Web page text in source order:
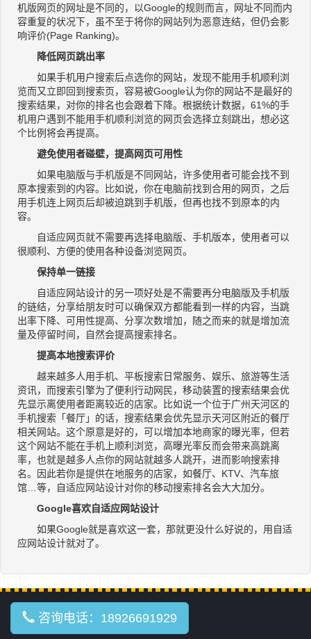
机版网页的网址是不同的，以Google的规则而言，网址不同而内
容重复的状况下，虽不至于将你的网站列为恶意连结，但仍会影
响评价(Page Ranking)。
降低网页跳出率
如果手机用户搜索后点选你的网站，发现不能用手机顺利浏
览而又立即回到搜索页，容易被Google认为你的网站不是最好的
搜索结果，对你的排名也会跟着下降。根据统计数据，61%的手
机用户遇到不能用手机顺利浏览的网页会选择立刻跳出，想必这
个比例将会再提高。
避免使用者碰壁，提高网页可用性
如果电脑版与手机版是不同网站，许多使用者可能会找不到
原本搜索到的内容。比如说，你在电脑前找到合用的网页，之后
用手机连上网页后却被迫跳到手机版，但再也找不到原本的内
容。
自适应网页就不需要再选择电脑版、手机版本，使用者可以
很顺利、方便的使用各种设备浏览网页。
保持单一链接
自适应网站设计的另一项好处是不需要再分电脑版及手机版
的链结，分享给朋友时可以确保双方都能看到一样的内容，当跳
出率下降、可用性提高、分享次数增加，随之而来的就是增加流
量及停留时间，自然会提高搜索排名。
提高本地搜索评价
越来越多人用手机、平板搜索日常服务、娱乐、旅游等生活
资讯，而搜索引擎为了便利行动网民，移动装置的搜索结果会优
先显示离使用者距离较近的店家。比如说一个位于广州天河区的
手机搜索「餐厅」的话，搜索结果会优先显示天河区附近的餐厅
相关网站。这个原意是好的，可以增加本地商家的曝光率，但若
这个网站不能在手机上顺利浏览，高曝光率反而会带来高跳离
率，也就是越多人点你的网站就越多人跳开，进而影响搜索排
名。因此若你是提供在地服务的店家，如餐厅、KTV、汽车旅
馆…等，自适应网站设计对你的移动搜索排名会大大加分。
Google喜欢自适应网站设计
如果Google就是喜欢这一套，那就更没什么好说的，用自适
应网站设计就对了。
咨询电话：18926691929